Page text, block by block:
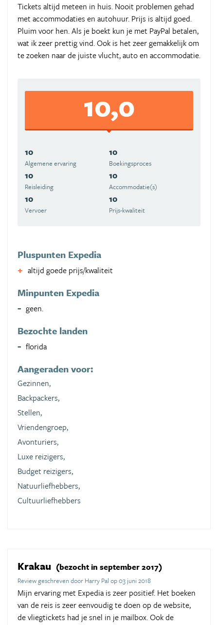
Tickets altijd meteen in huis. Nooit problemen gehad
met accommodaties en autohuur. Prijs is altijd goed.
Pluim voor hen. Als je boekt kun je met PayPal betalen,
wat ik zeer prettig vind. Ook is het zeer gemakkelijk om
te zoeken naar de juiste vlucht, auto en accommodatie.
10,0
10
Algemene ervaring
10
Boekingsproces
10
Reisleiding
10
Accommodatie(s)
10
Vervoer
10
Prijs-kwaliteit
Pluspunten Expedia
altijd goede prijs/kwaliteit
Minpunten Expedia
geen.
Bezochte landen
florida
Aangeraden voor:
Gezinnen,
Backpackers,
Stellen,
Vriendengroep,
Avonturiers,
Luxe reizigers,
Budget reizigers,
Natuurliefhebbers,
Cultuurliefhebbers
Krakau (bezocht in september 2017)
Review geschreven door Harry Pal op 03 juni 2018
Mijn ervaring met Expedia is zeer positief. Het boeken
van de reis is zeer eenvoudig te doen op de website,
de vliegtickets had je snel in je mailbox. Ook de